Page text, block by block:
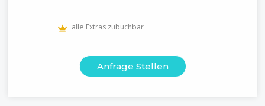
alle Extras zubuchbar
Anfrage Stellen